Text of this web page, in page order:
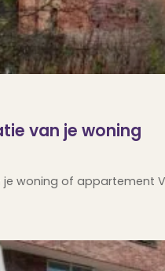
van je woning
je woning of appartement